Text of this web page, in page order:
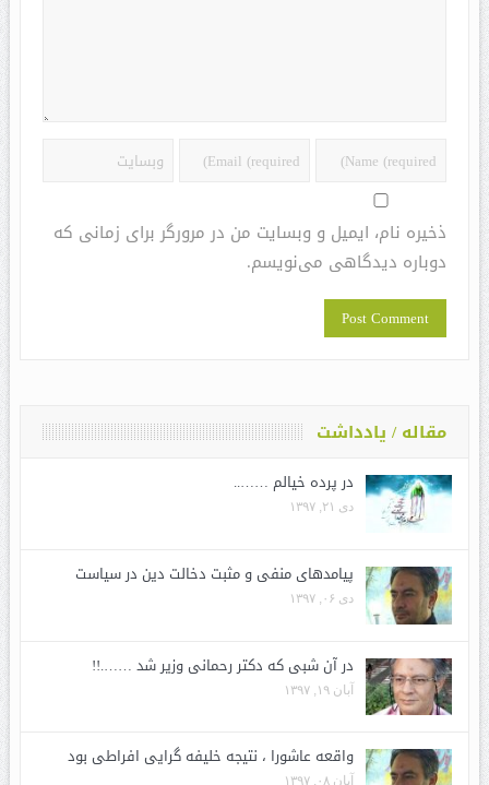
ذخیره نام، ایمیل و وبسایت من در مرورگر برای زمانی که
دوباره دیدگاهی می‌نویسم.
مقاله / یادداشت
در پرده خیالم ……..
دی ۲۱, ۱۳۹۷
پیامدهای منفی و مثبت دخالت دین در سیاست
دی ۰۶, ۱۳۹۷
در آن شبی که دکتر رحمانی وزیر شد …….!!
آبان ۱۹, ۱۳۹۷
واقعه عاشورا ، نتیجه خلیفه گرایی افراطی بود
آبان ۰۸, ۱۳۹۷